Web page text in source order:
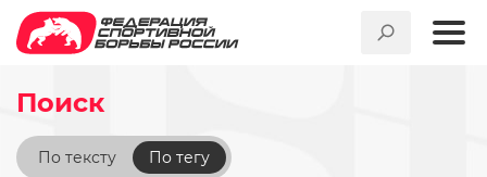
Федерация спортивной
Поиск
По тексту По тегу